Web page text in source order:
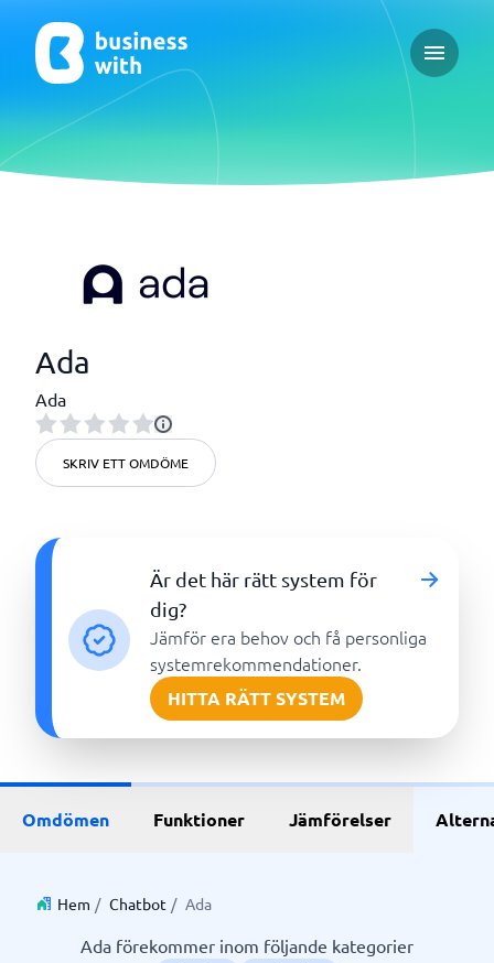
Open
Ada
Ada
SKRIV ETT OMDÖME
Är det här rätt system för
dig?
Jämför era behov och få personliga
systemrekommendationer.
HITTA RÄTT SYSTEM
Omdömen Funktioner Jämförelser
Hem / Chatbot / Ada
Ada förekommer inom följande kategorier